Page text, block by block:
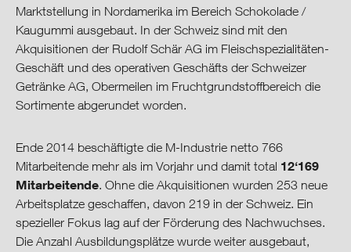
Vision, Mission & Strategie
Integrierter Lagebericht
Cooperative Governance
Download-Center
Marktstellung in Nordamerika im Bereich Schokolade /
Kaugummi ausgebaut. In der Schweiz sind mit den
Akquisitionen der Rudolf Schär AG im Fleischspezialitäten-
Geschäft und des operativen Geschäfts der Schweizer
Getränke AG, Obermeilen im Fruchtgrundstoffbereich die
Sortimente abgerundet worden.
Ende 2014 beschäftigte die M-Industrie netto 766
Mitarbeitende mehr als im Vorjahr und damit total 12‘169
Mitarbeitende. Ohne die Akquisitionen wurden 253 neue
Arbeitsplatze geschaffen, davon 219 in der Schweiz. Ein
spezieller Fokus lag auf der Förderung des Nachwuchses.
Die Anzahl Ausbildungsplätze wurde weiter ausgebaut,